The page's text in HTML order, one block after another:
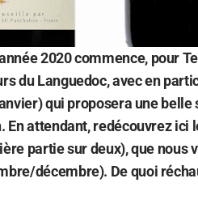
2020 commence, pour
du Languedoc, avec en
qui proposera une
En attendant, redécouvrez ici
partie sur deux), que nous
décembre). De quoi